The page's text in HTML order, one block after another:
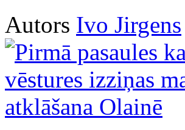
Autors Ivo Jirgens